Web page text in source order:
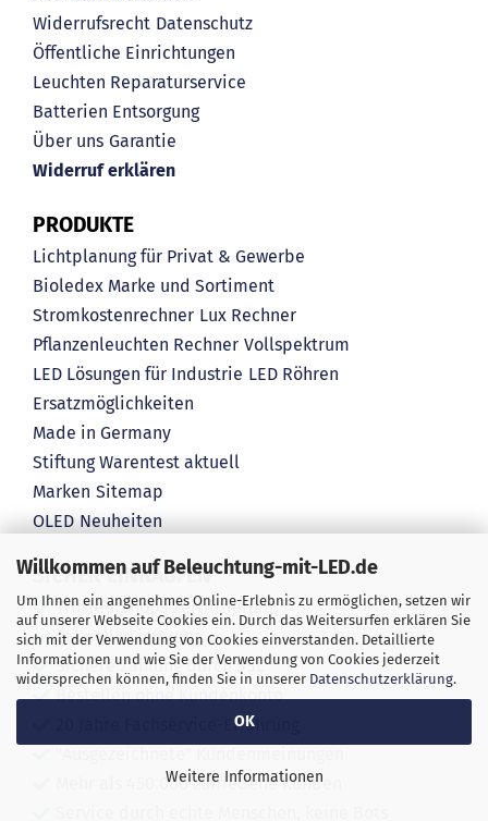
Willkommen auf Beleuchtung-mit-LED.de
Um Ihnen ein angenehmes Online-Erlebnis zu ermöglichen, setzen wir
auf unserer Webseite Cookies ein. Durch das Weitersurfen erklären Sie
sich mit der Verwendung von Cookies einverstanden. Detaillierte
Informationen und wie Sie der Verwendung von Cookies jederzeit
widersprechen können, finden Sie in unserer Datenschutzerklärung.
OK
Weitere Informationen
Widerrufsrecht Datenschutz
Öffentliche Einrichtungen
Leuchten Reparaturservice
Batterien Entsorgung
Über uns Garantie
Widerruf erklären
PRODUKTE
Lichtplanung für Privat & Gewerbe
Bioledex Marke und Sortiment
Stromkostenrechner Lux Rechner
Pflanzenleuchten Rechner Vollspektrum
LED Lösungen für Industrie LED Röhren
Ersatzmöglichkeiten
Made in Germany
Stiftung Warentest aktuell
Marken Sitemap
OLED Neuheiten
SICHER EINKAUFEN
Trusted Shops Zertifizierung
Schnelle Lieferung
Sichere Zahlung durch SSL
Bestellen ohne Kundenkonto
20 Jahre Fachservice-Erfahrung
Mehr als 450.000 zufriedene Kunden